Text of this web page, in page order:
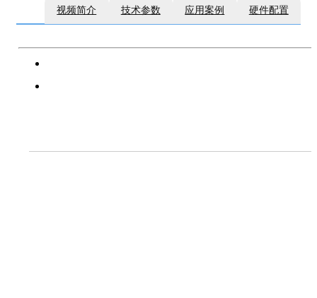
视频简介 技术参数 应用案例 硬件配置